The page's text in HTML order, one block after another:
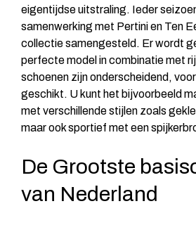
eigentijdse uitstraling. Ieder
samenwerking met Pertini en Ten
collectie samengesteld. Er wordt
perfecte model in combinatie met
schoenen zijn onderscheidend,
geschikt. U kunt het bijvoorbeeld
met verschillende stijlen zoals
maar ook sportief met een
De Grootste
van Nederland